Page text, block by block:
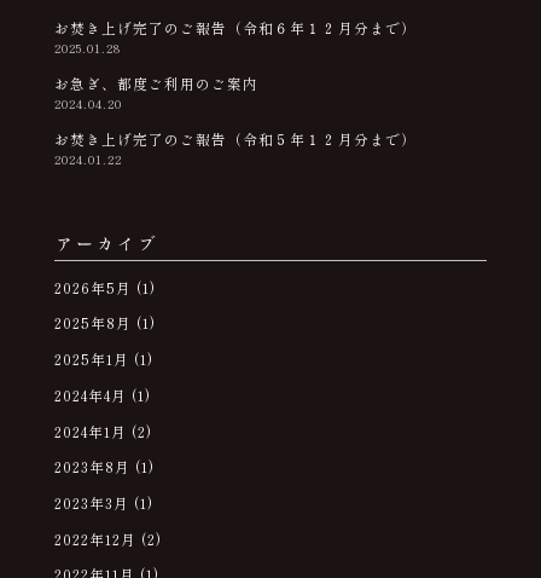
お焚き上げ完了のご報告（令和６年１２月分まで）
2025.01.28
お急ぎ、都度ご利用のご案内
2024.04.20
お焚き上げ完了のご報告（令和５年１２月分まで）
2024.01.22
アーカイブ
2026年5月 (1)
2025年8月 (1)
2025年1月 (1)
2024年4月 (1)
2024年1月 (2)
2023年8月 (1)
2023年3月 (1)
2022年12月 (2)